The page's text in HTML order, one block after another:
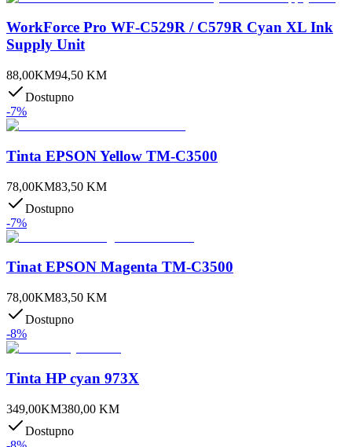
WorkForce Pro WF-C529R / C579R Cyan XL Ink
Supply Unit
88,00KM94,50 KM
Dostupno
-7%
Tinta EPSON Yellow TM-C3500
78,00KM83,50 KM
Dostupno
-7%
Tinat EPSON Magenta TM-C3500
78,00KM83,50 KM
Dostupno
-8%
Tinta HP cyan 973X
349,00KM380,00 KM
Dostupno